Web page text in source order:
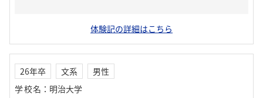
体験記の詳細はこちら
26年卒 文系
男性
学校名 ： 明治大学